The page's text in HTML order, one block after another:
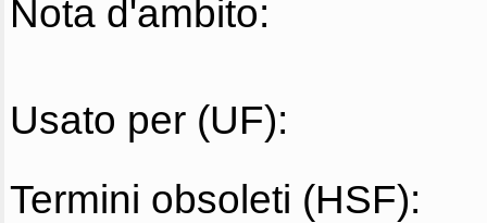
Nota d'ambito:
Usato per (UF):
Termini obsoleti (HSF):